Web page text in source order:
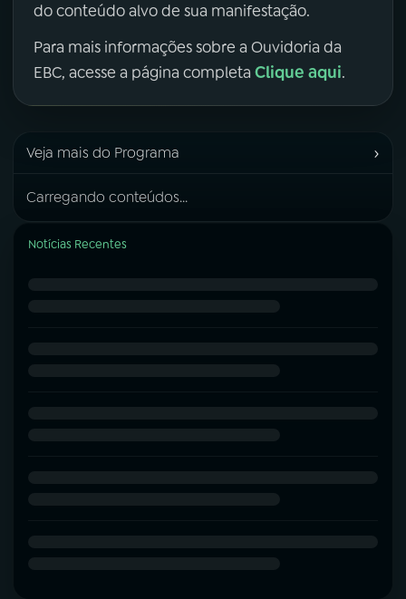
do conteúdo alvo de sua manifestação.
Para mais informações sobre a Ouvidoria da
EBC, acesse a página completa Clique aqui.
Veja mais do Programa ›
Carregando conteúdos...
Notícias Recentes